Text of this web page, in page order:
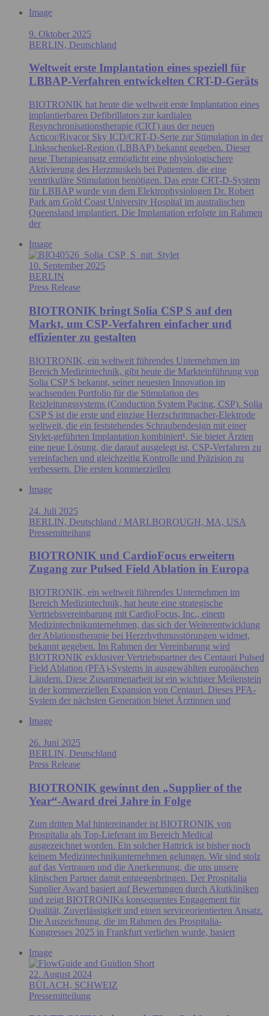
Image
9. Oktober 2025
BERLIN, Deutschland
Weltweit erste Implantation eines speziell für
LBBAP-Verfahren entwickelten CRT-D-Geräts
BIOTRONIK hat heute die weltweit erste Implantation eines
implantierbaren Defibrillators zur kardialen
Resynchronisationstherapie (CRT) aus der neuen
Acticor/Rivacor Sky ICD/CRT-D-Serie zur Stimulation in der
Linksschenkel-Region (LBBAP) bekannt gegeben. Dieser
neue Therapieansatz ermöglicht eine physiologischere
Aktivierung des Herzmuskels bei Patienten, die eine
ventrikuläre Stimulation benötigen. Das erste CRT-D-System
für LBBAP wurde von dem Elektrophysiologen Dr. Robert
Park am Gold Coast University Hospital im australischen
Queensland implantiert. Die Implantation erfolgte im Rahmen
der
Image
10. September 2025
BERLIN
Press Release
BIOTRONIK bringt Solia CSP S auf den
Markt, um CSP-Verfahren einfacher und
effizienter zu gestalten
BIOTRONIK, ein weltweit führendes Unternehmen im
Bereich Medizintechnik, gibt heute die Markteinführung von
Solia CSP S bekannt, seiner neuesten Innovation im
wachsenden Portfolio für die Stimulation des
Reizleitungssystems (Conduction System Pacing, CSP). Solia
CSP S ist die erste und einzige Herzschrittmacher-Elektrode
weltweit, die ein feststehendes Schraubendesign mit einer
Stylet-geführten Implantation kombiniert¹. Sie bietet Ärzten
eine neue Lösung, die darauf ausgelegt ist, CSP-Verfahren zu
vereinfachen und gleichzeitig Kontrolle und Präzision zu
verbessern. Die ersten kommerziellen
Image
24. Juli 2025
BERLIN, Deutschland / MARLBOROUGH, MA, USA
Pressemitteilung
BIOTRONIK und CardioFocus erweitern
Zugang zur Pulsed Field Ablation in Europa
BIOTRONIK, ein weltweit führendes Unternehmen im
Bereich Medizintechnik, hat heute eine strategische
Vertriebsvereinbarung mit CardioFocus, Inc., einem
Medizintechnikunternehmen, das sich der Weiterentwicklung
der Ablationstherapie bei Herzrhythmusstörungen widmet,
bekannt gegeben. Im Rahmen der Vereinbarung wird
BIOTRONIK exklusiver Vertriebspartner des Centauri Pulsed
Field Ablation (PFA)-Systems in ausgewählten europäischen
Ländern. Diese Zusammenarbeit ist ein wichtiger Meilenstein
in der kommerziellen Expansion von Centauri. Dieses PFA-
System der nächsten Generation bietet Ärztinnen und
Image
26. Juni 2025
BERLIN, Deutschland
Press Release
BIOTRONIK gewinnt den „Supplier of the
Year“-Award drei Jahre in Folge
Zum dritten Mal hintereinander ist BIOTRONIK von
Prospitalia als Top-Lieferant im Bereich Medical
ausgezeichnet worden. Ein solcher Hattrick ist bisher noch
keinem Medizintechnikunternehmen gelungen. Wir sind stolz
auf das Vertrauen und die Anerkennung, die uns unsere
klinischen Partner damit entgegenbringen. Der Prospitalia
Supplier Award basiert auf Bewertungen durch Akutkliniken
und zeigt BIOTRONIKs konsequentes Engagement für
Qualität, Zuverlässigkeit und einen serviceorientierten Ansatz.
Die Auszeichnung, die im Rahmen des Prospitalia-
Kongresses 2025 in Frankfurt verliehen wurde, basiert
Image
22. August 2024
BÜLACH, SCHWEIZ
Pressemitteilung